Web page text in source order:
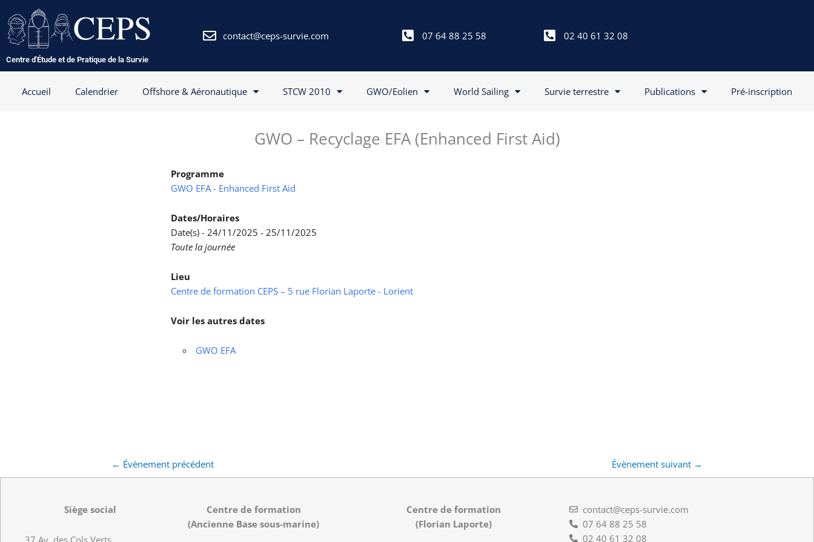
au
contenu
Centre d'Étude et de Pratique de la Survie
contact@ceps-survie.com 07 64 88 25 58 02 40 61 32 08
Accueil Calendrier Offshore & Aéronautique STCW 2010 GWO/Eolien World Sailing Survie terrestre Publications Pré-inscription
GWO – Recyclage EFA (Enhanced First Aid)
Programme
GWO EFA - Enhanced First Aid
Dates/Horaires
Date(s) - 24/11/2025 - 25/11/2025
Toute la journée
Lieu
Centre de formation CEPS – 5 rue Florian Laporte - Lorient
Voir les autres dates
GWO EFA
← Évènement précédent Évènement suivant →
Siège social
Centre de formation
(Ancienne Base sous-marine)
Centre de formation
(Florian Laporte)
contact@ceps-survie.com
07 64 88 25 58
02 40 61 32 08